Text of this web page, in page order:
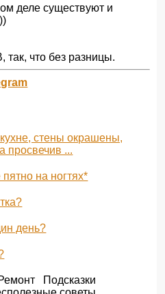
деле существуют и
так, что без разницы.
стены окрашены,
просвечив ...
на ногтях*
день?
Подсказки